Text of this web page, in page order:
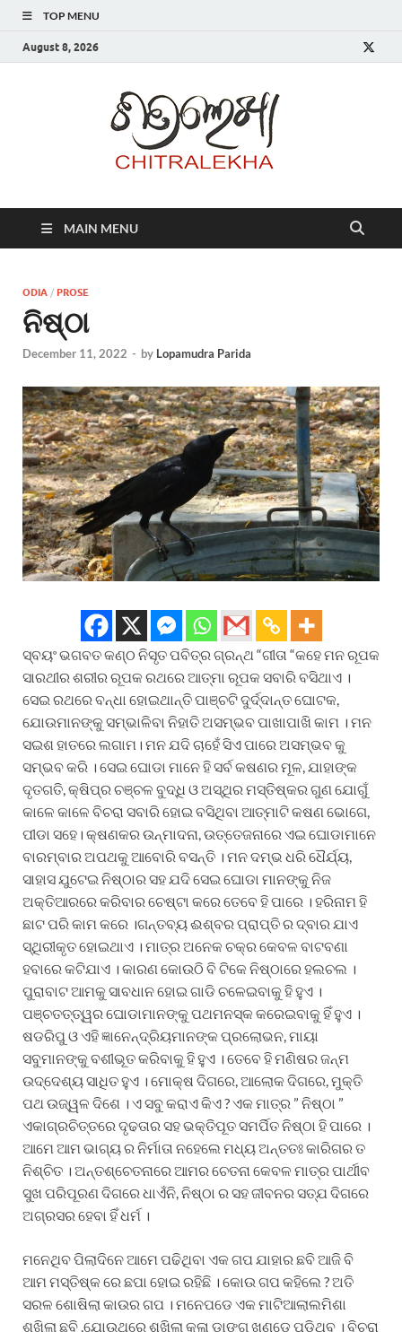
TOP MENU
August 8, 2026
MAIN MENU
ODIA / PROSE
ନିଷ୍ଠା
December 11, 2022 - by Lopamudra Parida
ସ୍ବୟଂ ଭଗବତ କଣ୍ଠ ନିସୃତ ପବିତ୍ର ଗ୍ରନ୍ଥ “ଗୀତା “କହେ ମନ ରୂପକ
ସାରଥୀର ଶରୀର ରୂପକ ରଥରେ ଆତ୍ମା ରୂପକ ସବାରି ବସିଥାଏ ।
ସେଇ ରଥରେ ବନ୍ଧା ହୋଇଥାନ୍ତି ପାଞ୍ଚଟି ଦୁର୍ଦ୍ଦାନ୍ତ ଘୋଟକ,
ଯୋଉମାନଙ୍କୁ ସମ୍ଭାଳିବା ନିହାତି ଅସମ୍ଭବ ପାଖାପାଖି କାମ । ମନ
ସଇଶ ହାତରେ ଲଗାମ। ମନ ଯଦି ଚାହେଁ ସିଏ ପାରେ ଅସମ୍ଭବ କୁ
ସମ୍ଭବ କରି । ସେଇ ଘୋଡା ମାନେ ହି ସର୍ବ କଷଣର ମୂଳ, ଯାହାଙ୍କ
ଦୃତଗତି, କ୍ଷିପ୍ର ଚଞ୍ଚଳ ବୁଦ୍ଧି ଓ ଅସ୍ଥିର ମସ୍ତିଷ୍କର ଗୁଣ ଯୋଗୁଁ
କାଳେ କାଳେ ବିଚରା ସବାରି ହୋଇ ବସିଥିବା ଆତ୍ମାଟି କଷଣ ଭୋଗେ,
ପୀଡା ସହେ। କ୍ଷଣକର ଉନ୍ମାଦନା, ଉତ୍ତେଜନାରେ ଏଇ ଘୋଡାମାନେ
ବାରମ୍ବାର ଅପଥକୁ ଆବୋରି ବସନ୍ତି । ମନ ଦମ୍ଭ ଧରି ଧୈର୍ଯ୍ୟ,
ସାହାସ ଯୁଟେଇ ନିଷ୍ଠାର ସହ ଯଦି ସେଇ ଘୋଡା ମାନଙ୍କୁ ନିଜ
ଅକ୍ତିଆରରେ କରିବାର ଚେଷ୍ଟା କରେ ତେବେ ହି ପାରେ । ହରିନାମ ହି
ଛାଟ ପରି କାମ କରେ ।ଗନ୍ତବ୍ୟ ଈଶ୍ବର ପ୍ରାପ୍ତି ର ଦ୍ବାର ଯାଏ
ସ୍ଥିରୀକୃତ ହୋଇଥାଏ । ମାତ୍ର ଅନେକ ଚକ୍ର କେବଳ ବାଟବଣା
ହବାରେ କଟିଯାଏ । କାରଣ କୋଉଠି ବି ଟିକେ ନିଷ୍ଠାରେ ହଲଚଲ ।
ପୁରାବାଟ ଆମକୁ ସାବଧାନ ହୋଇ ଗାଡି ଚଳେଇବାକୁ ହି ହୁଏ ।
ପଞ୍ଚତତ୍ତ୍ୱର ଘୋଡାମାନଙ୍କୁ ପଥମନସ୍କ କରେଇବାକୁ ହିଁ ହୁଏ ।
ଷଡରିପୁ ଓ ଏହି ଜ୍ଞାନେନ୍ଦ୍ରିୟମାନଙ୍କ ପ୍ରଲୋଭନ, ମାୟା
ସବୁମାନଙ୍କୁ ବଶୀଭୂତ କରିବାକୁ ହି ହୁଏ । ତେବେ ହି ମଣିଷର ଜନ୍ମ
ଉଦ୍ଦେଶ୍ୟ ସାଧିତ ହୁଏ । ମୋକ୍ଷ ଦିଗରେ, ଆଲୋକ ଦିଗରେ, ମୁକ୍ତି
ପଥ ଉଜ୍ୱଳ ଦିଶେ । ଏ ସବୁ କରାଏ କିଏ ? ଏକ ମାତ୍ର ” ନିଷ୍ଠା ”
ଏକାଗ୍ରଚିତ୍ତରେ ଦୃଢତାର ସହ ଭକ୍ତିପୂତ ସମର୍ପିତ ନିଷ୍ଠା ହି ପାରେ ।
ଆମେ ଆମ ଭାଗ୍ୟ ର ନିର୍ମାତା ନହେଲେ ମଧ୍ୟ ଅନ୍ତତଃ କାରିଗର ତ
ନିଶ୍ଚିତ । ଅନ୍ତଶ୍ଚେତନାରେ ଆମର ଚେତନା କେବଳ ମାତ୍ର ପାର୍ଥୀବ
ସୁଖ ପରିପୂରଣ ଦିଗରେ ଧାଏଁନି, ନିଷ୍ଠା ର ସହ ଜୀବନର ସତ୍ଯ ଦିଗରେ
ଅଗ୍ରସର ହେବା ହିଁ ଧର୍ମ ।
ମନେଥିବ ପିଲାଦିନେ ଆମେ ପଢିଥିବା ଏକ ଗପ ଯାହାର ଛବି ଆଜି ବି
ଆମ ମସ୍ତିଷ୍କ ରେ ଛପା ହୋଇ ରହିଛି । କୋଉ ଗପ କହିଲେ ? ଅତି
ସରଳ ଶୋଷିଲା କାଉର ଗପ । ମନେପଡେ ଏକ ମାଟିଆଲାଲମିଶା
ଶୁଖିଲା ଛବି ,ଯୋଉଥିରେ ଶୁଖିଲା କଳା ଡାଙ୍ଗ ଖଣ୍ଡେ ପଡିଥିବ । ବିଚରା